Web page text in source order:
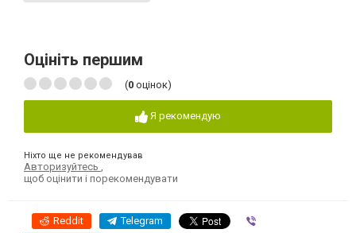
Оцініть першим
(0 оцінок)
Я рекомендую
Ніхто ще не рекомендував
Авторизуйтесь
щоб оцінити і порекомендувати
Reddit Telegram